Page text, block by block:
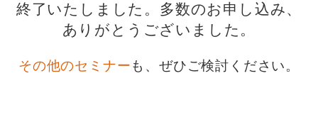
終了いたしました。 多数のお申し込み、
ありがとうございました。
その他のセミナーも、ぜひご検討ください。